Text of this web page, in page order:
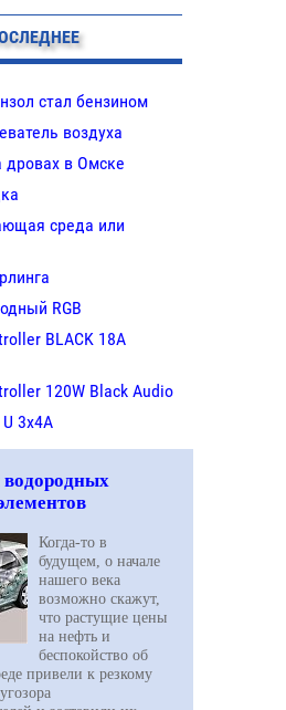
стал бензином
воздуха
дровах в Омске
среда или
RGB
BLACK 18A
120W Black Audio
3х4A
Когда-то в
будущем, о начале
нашего века
возможно скажут,
что растущие цены
на нефть и
беспокойство об
привели к резкому